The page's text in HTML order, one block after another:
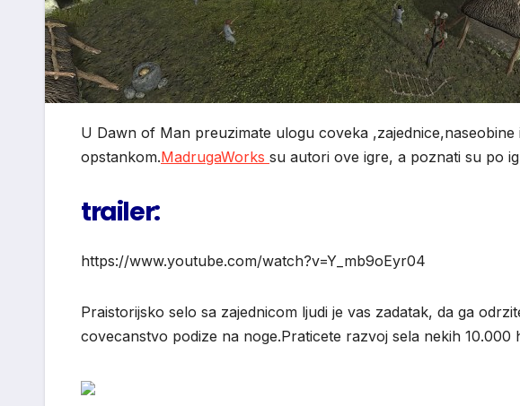
U Dawn of Man preuzimate ulogu coveka
opstankom.MadrugaWorks su autori ove igre, a poznati su po
trailer:
https://www.youtube.com/watch?v=Y_mb9oEyr04
Praistorijsko selo sa zajednicom ljudi je vas zadatak, da ga
covecanstvo podize na noge.Praticete razvoj sela nekih 10.000